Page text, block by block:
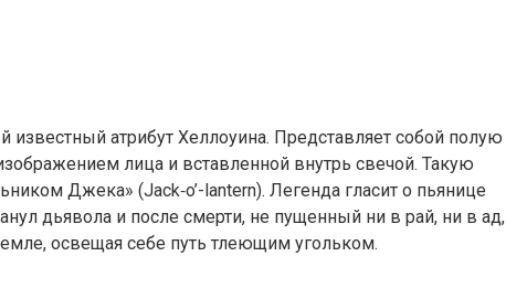
атрибут Хеллоуина. Представляет собой полую
лица и вставленной внутрь свечой. Такую
Джека» (Jack‑o’-lantern). Легенда гласит о пьянице
дьявола и после смерти, не пущенный ни в рай, ни в ад,
освещая себе путь тлеющим угольком.